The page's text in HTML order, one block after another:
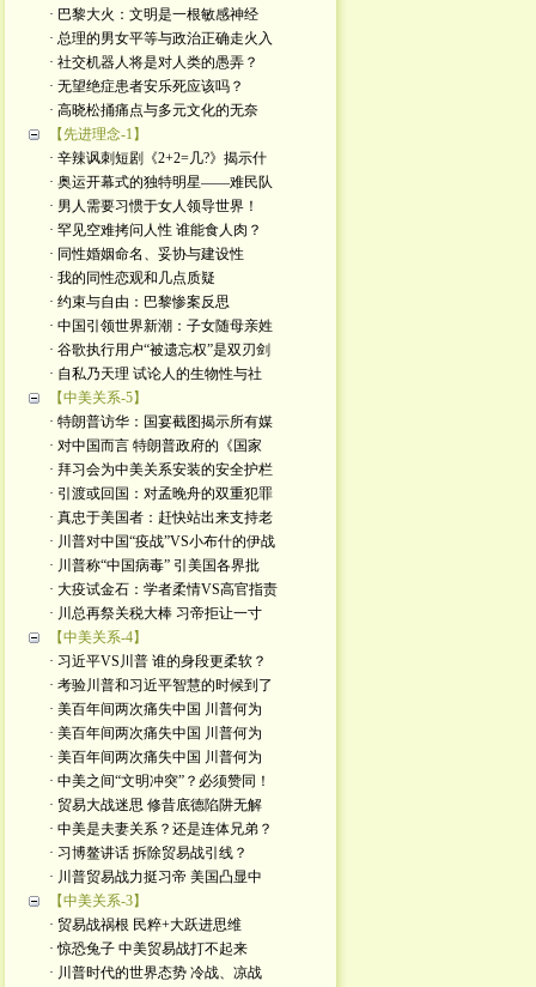
· 巴黎大火：文明是一根敏感神经
· 总理的男女平等与政治正确走火入
· 社交机器人将是对人类的愚弄？
· 无望绝症患者安乐死应该吗？
· 高晓松捅痛点与多元文化的无奈
【先进理念-1】
· 辛辣讽刺短剧《2+2=几?》揭示什
· 奥运开幕式的独特明星——难民队
· 男人需要习惯于女人领导世界！
· 罕见空难拷问人性 谁能食人肉？
· 同性婚姻命名、妥协与建设性
· 我的同性恋观和几点质疑
· 约束与自由：巴黎惨案反思
· 中国引领世界新潮：子女随母亲姓
· 谷歌执行用户“被遗忘权”是双刃剑
· 自私乃天理 试论人的生物性与社
【中美关系-5】
· 特朗普访华：国宴截图揭示所有媒
· 对中国而言 特朗普政府的《国家
· 拜习会为中美关系安装的安全护栏
· 引渡或回国：对孟晚舟的双重犯罪
· 真忠于美国者：赶快站出来支持老
· 川普对中国“疫战”VS小布什的伊战
· 川普称“中国病毒” 引美国各界批
· 大疫试金石：学者柔情VS高官指责
· 川总再祭关税大棒 习帝拒让一寸
【中美关系-4】
· 习近平VS川普 谁的身段更柔软？
· 考验川普和习近平智慧的时候到了
· 美百年间两次痛失中国 川普何为
· 美百年间两次痛失中国 川普何为
· 美百年间两次痛失中国 川普何为
· 中美之间“文明冲突”？必须赞同！
· 贸易大战迷思 修昔底德陷阱无解
· 中美是夫妻关系？还是连体兄弟？
· 习博鳌讲话 拆除贸易战引线？
· 川普贸易战力挺习帝 美国凸显中
【中美关系-3】
· 贸易战祸根 民粹+大跃进思维
· 惊恐兔子 中美贸易战打不起来
· 川普时代的世界态势 冷战、凉战